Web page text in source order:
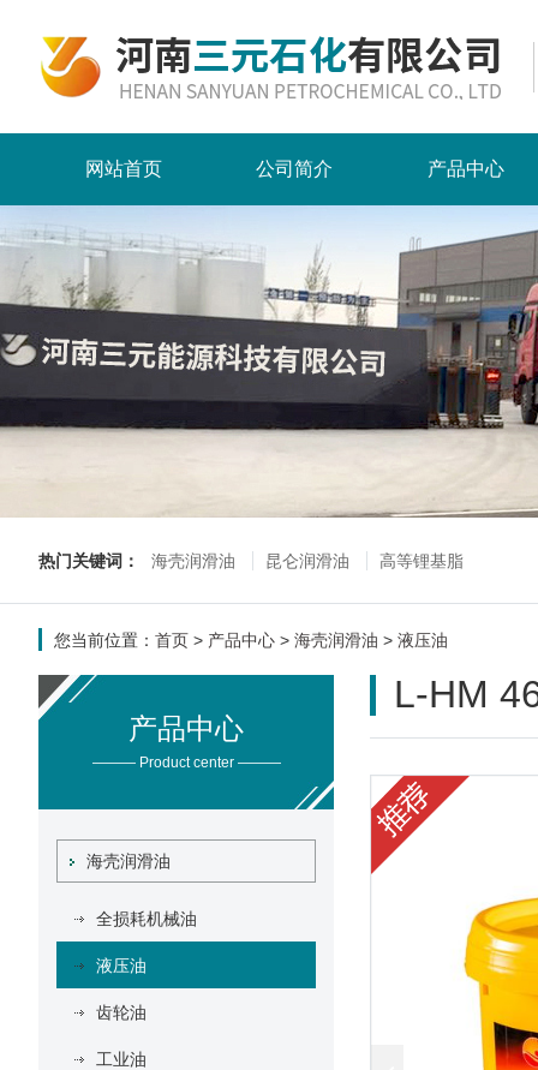
网站首页 公司简介 产品中心
热门关键词： 海壳润滑油 昆仑润滑油 高等锂基脂
您当前位置： 首页 > 产品中心 > 海壳润滑油 > 液压油
产品中心
——— Product center ———
海壳润滑油
全损耗机械油
液压油
齿轮油
工业油
L-HM